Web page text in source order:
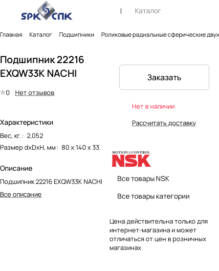
Каталог
Главная Каталог Подшипники Роликовые радиальные сферические
Подшипник 22216
EXQW33K NACHI
0 Нет отзывов
Характеристики
Вес, кг.: 2,052
Размер dxDxH, мм: 80 х 140 х 33
Описание
Подшипник 22216 EXQW33K NACHI
Все описание
Заказать
Нет в наличии
Рассчитать доставку
Все товары NSK
Все товары категории
Цена действительна только для
интернет-магазина и может
отличаться от цен в розничных
магазинах